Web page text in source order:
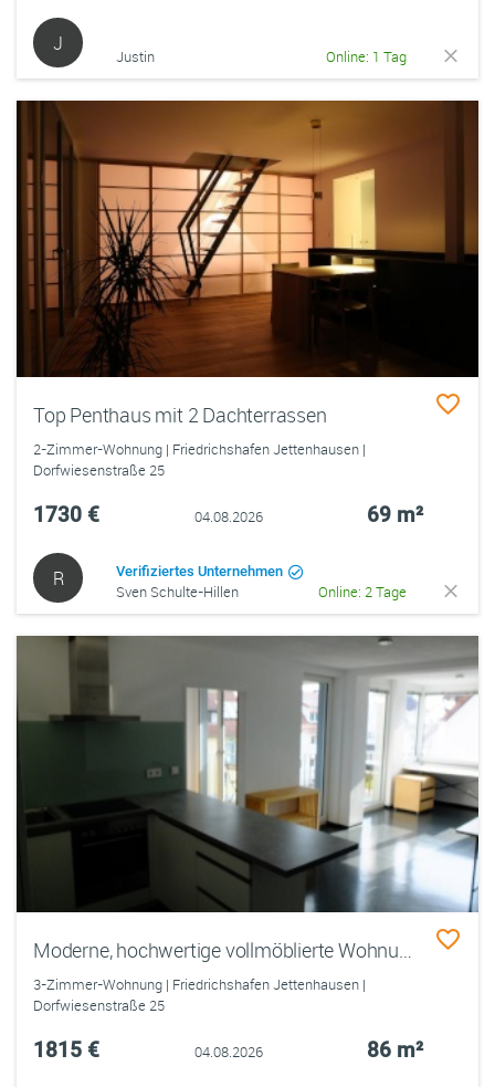
J
Justin Online: 1 Tag
Top Penthaus mit 2 Dachterrassen
2-Zimmer-Wohnung | Friedrichshafen Jettenhausen |
Dorfwiesenstraße 25
1730 € 04.08.2026 69 m²
R Verifiziertes Unternehmen
Sven Schulte-Hillen Online: 2 Tage
Moderne, hochwertige vollmöblierte Wohnung (86qm) mit Balkon (5)
3-Zimmer-Wohnung | Friedrichshafen Jettenhausen |
Dorfwiesenstraße 25
1815 € 04.08.2026 86 m²